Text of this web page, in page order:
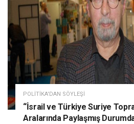
POLITIKA'DAN SÖYLEŞI
“İsrail ve Türkiye Suriye
Aralarında Paylaşmış